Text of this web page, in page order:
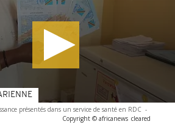
présentés dans un service de santé en RDC -
Copyright © africanews cleared